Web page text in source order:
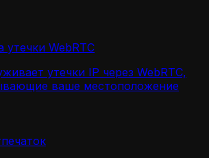
утечки WebRTC
утечки IP через WebRTC,
ваше местоположение